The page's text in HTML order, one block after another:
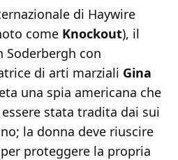
di Haywire
come Knockout), il
Soderbergh con
di arti marziali Gina
una spia americana che
stata tradita dai sui
la donna deve riuscire
proteggere la propria